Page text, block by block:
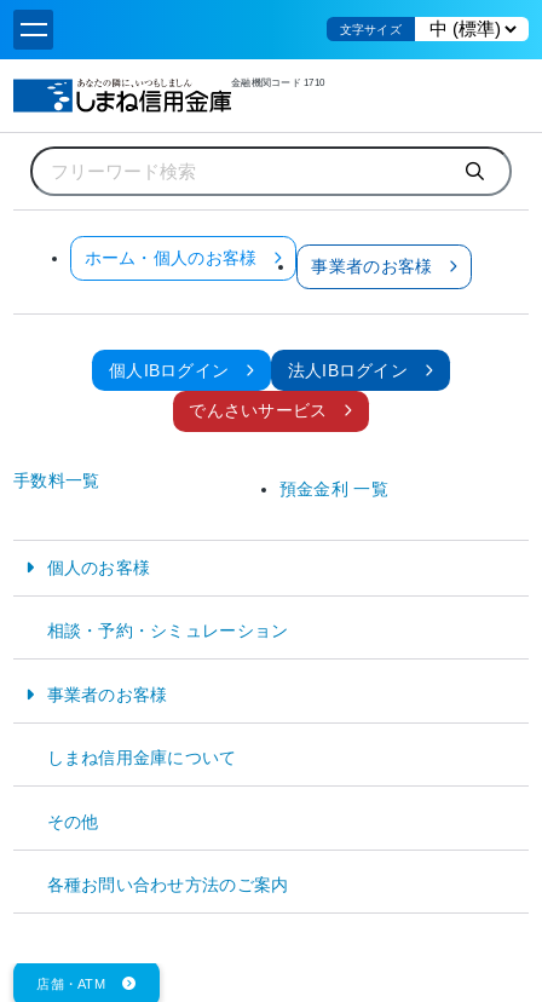
文字サイズ
金融機関コード 1710
ホーム・個人のお客様 事業者のお客様
個人IBログイン 法人IBログイン
でんさいサービス
手数料一覧 預金金利 一覧
個人のお客様
お金をためる・そなえる
お金をかりる
相談・予約・シミュレーション
事業者のお客様
資金運用
資金調達
経営サポート
しまね信用金庫について
その他
各種お問い合わせ方法のご案内
ホーム 重要なお知らせ 短期プライムレートの引き上げについて
全てのお客様重要なお知らせ
短期プライムレートの引き上げについて
2025年2月27日
2．短期プライムレート
3.325%
お問い合わせ
店舗・ATM